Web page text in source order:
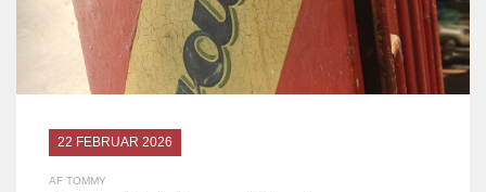
22 FEBRUAR 2026
AF TOMMY